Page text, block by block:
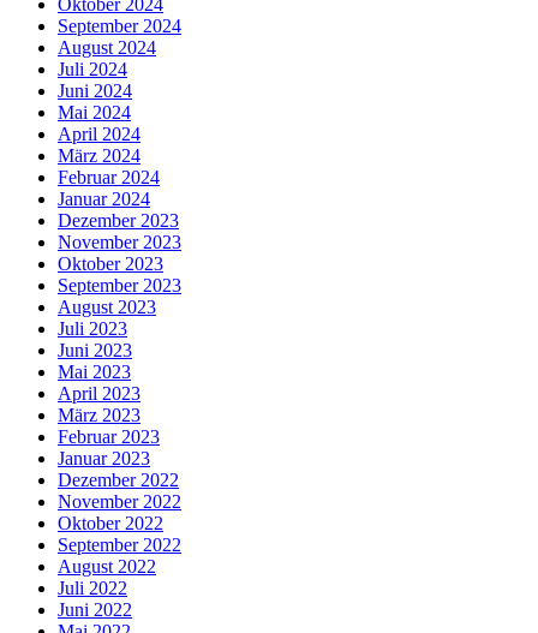
Oktober 2024
September 2024
August 2024
Juli 2024
Juni 2024
Mai 2024
April 2024
März 2024
Februar 2024
Januar 2024
Dezember 2023
November 2023
Oktober 2023
September 2023
August 2023
Juli 2023
Juni 2023
Mai 2023
April 2023
März 2023
Februar 2023
Januar 2023
Dezember 2022
November 2022
Oktober 2022
September 2022
August 2022
Juli 2022
Juni 2022